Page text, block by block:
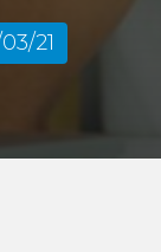
21